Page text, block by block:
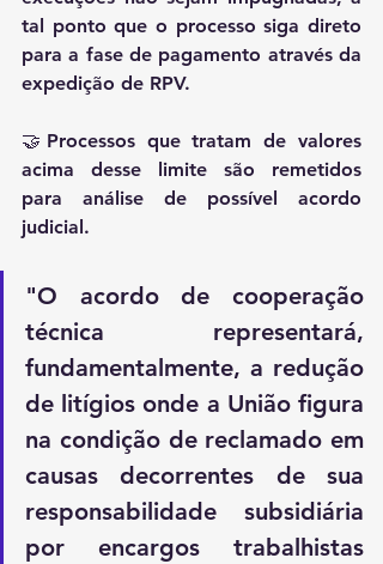
tal ponto que o processo siga direto
para a fase de pagamento através da
expedição de RPV.
🤝Processos que tratam de valores
acima desse limite são remetidos
para análise de possível acordo
judicial.
"O acordo de cooperação
técnica representará,
fundamentalmente, a redução
de litígios onde a União figura
na condição de reclamado em
causas decorrentes de sua
responsabilidade subsidiária
por encargos trabalhistas